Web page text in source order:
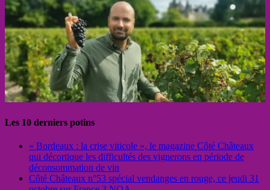
Les 10 derniers potins
« Bordeaux : la crise viticole », le magazine Côté Châteaux
qui décortique les difficultés des vignerons en période de
déconsommation de vin
Côté Châteaux n°53 spécial vendanges en rouge, ce jeudi 31